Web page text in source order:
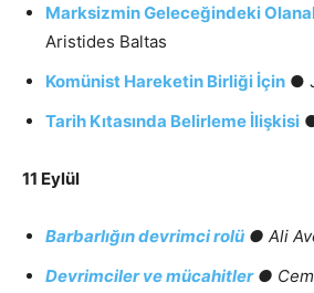
Marksizmin Geleceğindeki
Aristides Baltas
Komünist Hareketin Birliği İçin ●
Tarih Kıtasında Belirleme İlişkisi
11 Eylül
Barbarlığın devrimci rolü ● Ali
Devrimciler ve mücahitler●